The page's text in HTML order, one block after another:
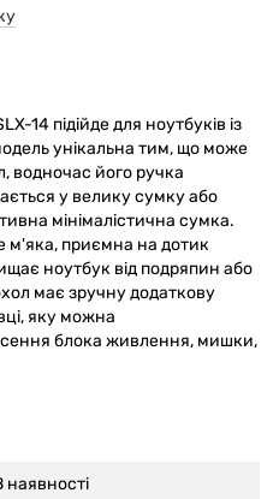
14 підійде для ноутбуків із
унікальна тим, що може
водночас його ручка
у велику сумку або
мінімалістична сумка.
м'яка, приємна на дотик
ноутбук від подряпин або
має зручну додаткову
яку можна
блока живлення, мишки,
наявності